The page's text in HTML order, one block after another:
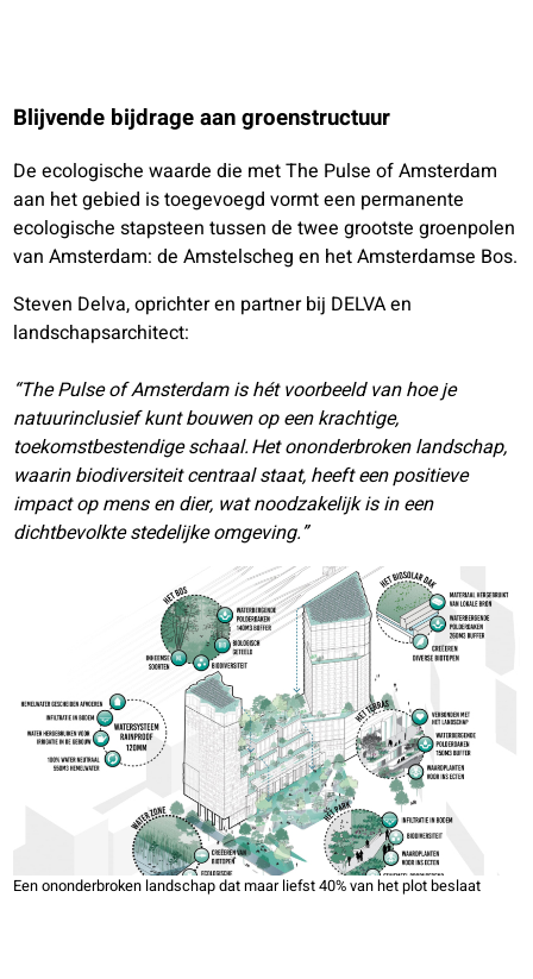
Blijvende bijdrage aan groenstructuur
De ecologische waarde die met The Pulse of Amsterdam
aan het gebied is toegevoegd vormt een permanente
ecologische stapsteen tussen de twee grootste groenpolen
van Amsterdam: de Amstelscheg en het Amsterdamse Bos.
Steven Delva, oprichter en partner bij DELVA en
landschapsarchitect:
“The Pulse of Amsterdam ishét voorbeeld van hoe je
natuurinclusief kunt bouwen op een krachtige,
toekomstbestendige schaal. Het ononderbroken landschap,
waarin biodiversiteit centraal staat, heeft een positieve
impact op mens en dier, wat noodzakelijk is in een
dichtbevolkte stedelijke omgeving.”
Een ononderbroken landschap dat maar liefst 40% van het plot beslaat